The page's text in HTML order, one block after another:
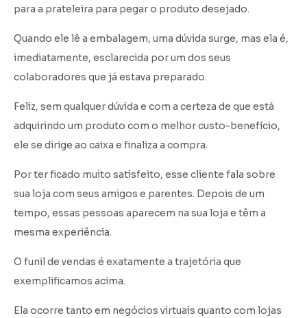
para a prateleira para pegar o produto desejado.
Quando ele lê a embalagem, uma dúvida surge, mas ela é,
imediatamente, esclarecida por um dos seus
colaboradores que já estava preparado.
Feliz, sem qualquer dúvida e com a certeza de que está
adquirindo um produto com o melhor custo-benefício,
ele se dirige ao caixa e finaliza a compra.
Por ter ficado muito satisfeito, esse cliente fala sobre
sua loja com seus amigos e parentes. Depois de um
tempo, essas pessoas aparecem na sua loja e têm a
mesma experiência.
O funil de vendas é exatamente a trajetória que
exemplificamos acima.
Ela ocorre tanto em negócios virtuais quanto com lojas